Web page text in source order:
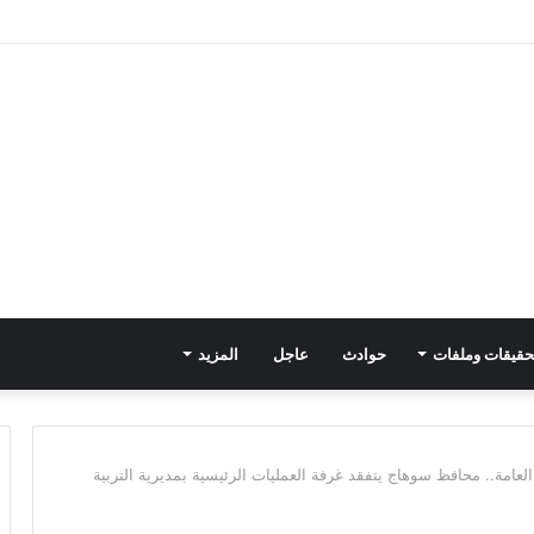
وملفات حوادث عاجل المزيد
العامة.. محافظ سوهاج يتفقد غرفة العمليات الرئيسية بمديرية التربية